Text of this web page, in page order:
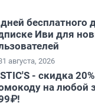
бесплатного
Иви для
августа, 2026
- скидка
на любой